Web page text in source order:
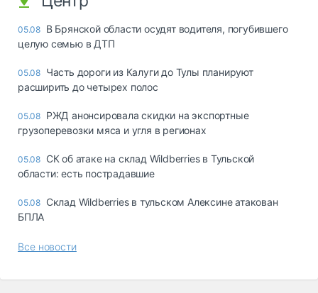
05.08 В Брянской области осудят водителя, погубившего
целую семью в ДТП
05.08 Часть дороги из Калуги до Тулы планируют
расширить до четырех полос
05.08 РЖД анонсировала скидки на экспортные
грузоперевозки мяса и угля в регионах
05.08 СК об атаке на склад Wildberries в Тульской
области: есть пострадавшие
05.08 Склад Wildberries в тульском Алексине атакован
БПЛА
Все новости